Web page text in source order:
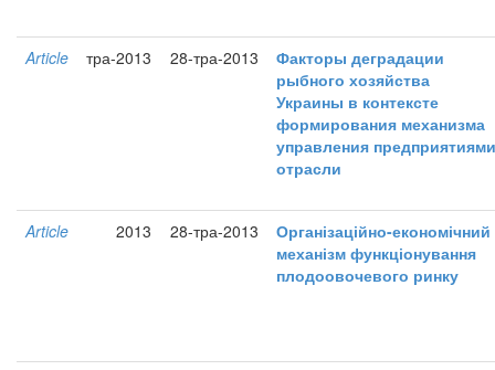
Article тра-2013 28-тра-2013
Факторы деградации
рыбного хозяйства
Украины в контексте
формирования механизма
управления предприятиями
отрасли
Article 2013 28-тра-2013
Організаційно-економічний
механізм функціонування
плодоовочевого ринку